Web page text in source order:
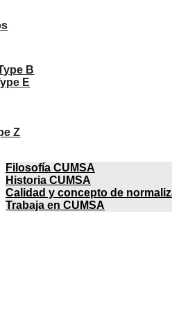
B
E
Z
Filosofía CUMSA
Historia CUMSA
Calidad y concepto de
Trabaja en CUMSA